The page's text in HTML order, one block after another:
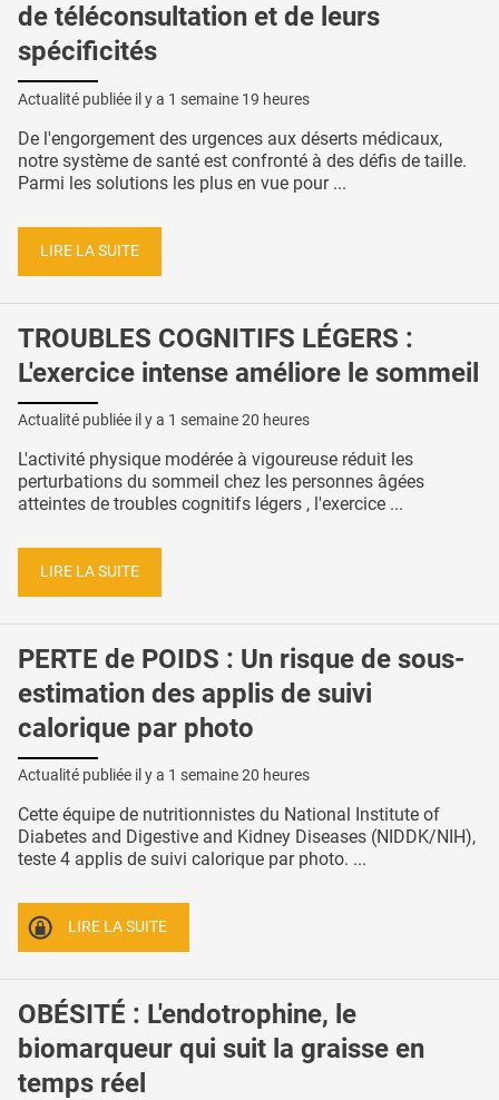
de téléconsultation et de leurs
spécificités
Actualité publiée il y a 1 semaine 19 heures
De l'engorgement des urgences aux déserts médicaux,
notre système de santé est confronté à des défis de taille.
Parmi les solutions les plus en vue pour ...
LIRE LA SUITE
TROUBLES COGNITIFS LÉGERS :
L'exercice intense améliore le sommeil
Actualité publiée il y a 1 semaine 20 heures
L'activité physique modérée à vigoureuse réduit les
perturbations du sommeil chez les personnes âgées
atteintes de troubles cognitifs légers , l'exercice ...
LIRE LA SUITE
PERTE de POIDS : Un risque de sous-
estimation des applis de suivi
calorique par photo
Actualité publiée il y a 1 semaine 20 heures
Cette équipe de nutritionnistes du National Institute of
Diabetes and Digestive and Kidney Diseases (NIDDK/NIH),
teste 4 applis de suivi calorique par photo. ...
LIRE LA SUITE
OBÉSITÉ : L'endotrophine, le
biomarqueur qui suit la graisse en
temps réel